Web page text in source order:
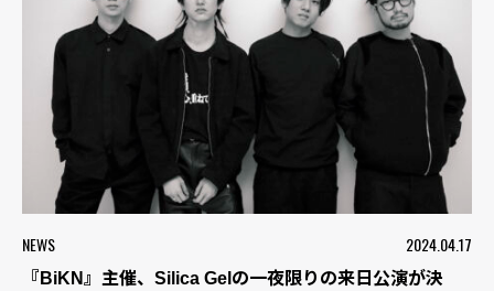
NEWS 2024.04.17
『BiKN』主催、Silica Gelの一夜限りの来日公演が決